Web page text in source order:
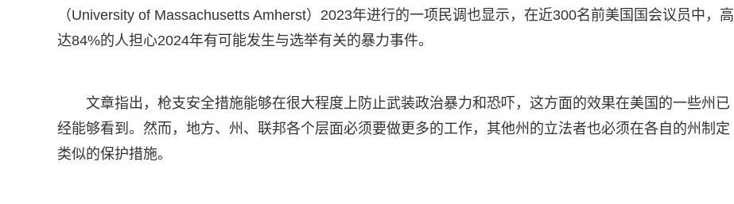
（University of Massachusetts Amherst）2023年进行的一项民调也显示，在近300名前美国国会议员中，高
达84%的人担心2024年有可能发生与选举有关的暴力事件。
文章指出，枪支安全措施能够在很大程度上防止武装政治暴力和恐吓，这方面的效果在美国的一些州已
经能够看到。然而，地方、州、联邦各个层面必须要做更多的工作，其他州的立法者也必须在各自的州制定
类似的保护措施。